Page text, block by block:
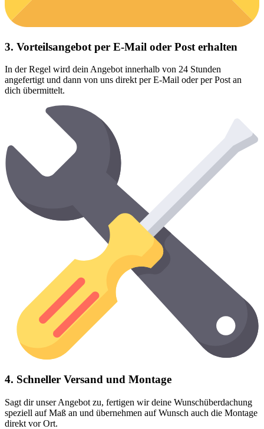
3. Vorteilsangebot per E-Mail oder Post erhalten
In der Regel wird dein Angebot innerhalb von 24 Stunden
angefertigt und dann von uns direkt per E-Mail oder per Post an
dich übermittelt.
4. Schneller Versand und Montage
Sagt dir unser Angebot zu, fertigen wir deine Wunschüberdachung
speziell auf Maß an und übernehmen auf Wunsch auch die Montage
direkt vor Ort.